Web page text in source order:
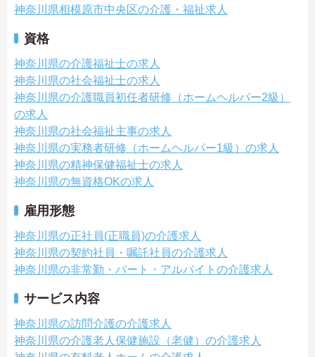
神奈川県相模原市中央区の介護・福祉求人
資格
神奈川県の介護福祉士の求人
神奈川県の社会福祉士の求人
神奈川県の介護職員初任者研修（ホームヘルパー2級）
の求人
神奈川県の社会福祉主事の求人
神奈川県の実務者研修（ホームヘルパー1級）の求人
神奈川県の精神保健福祉士の求人
神奈川県の無資格OKの求人
雇用形態
神奈川県の正社員(正職員)の介護求人
神奈川県の契約社員・嘱託社員の介護求人
神奈川県の非常勤・パート・アルバイトの介護求人
サービス内容
神奈川県の訪問介護の介護求人
神奈川県の介護老人保健施設（老健）の介護求人